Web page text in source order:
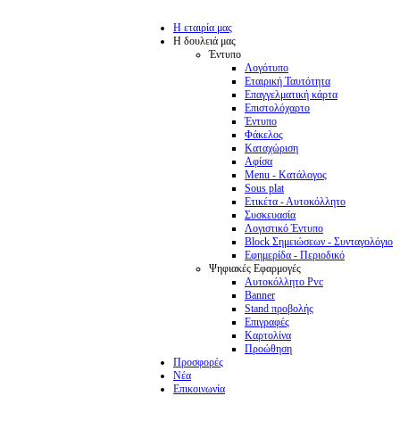
Η εταιρία μας
Η δουλειά μας
Έντυπο
Λογότυπο
Εταιρική Ταυτότητα
Επαγγελματική κάρτα
Επιστολόχαρτο
Έντυπο
Φάκελος
Καταχώριση
Αφίσα
Menu - Κατάλογος
Sous plat
Ετικέτα - Αυτοκόλλητο
Συσκευασία
Λογιστικό Έντυπο
Block Σημειώσεων - Συνταγολόγιο
Εφημερίδα - Περιοδικό
Ψηφιακές Εφαρμογές
Αυτοκόλλητο Pvc
Banner
Stand προβολής
Επιγραφές
Καρτολίνα
Προώθηση
Προσφορές
Νέα
Επικοινωνία